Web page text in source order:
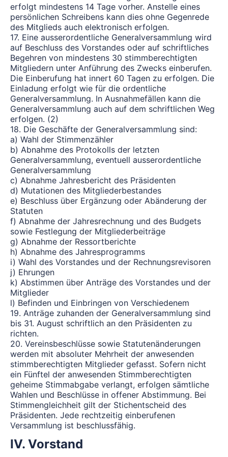
erfolgt mindestens 14 Tage vorher. Anstelle eines
persönlichen Schreibens kann dies ohne Gegenrede
des Mitglieds auch elektronisch erfolgen.
17. Eine ausserordentliche Generalversammlung wird
auf Beschluss des Vorstandes oder auf schriftliches
Begehren von mindestens 30 stimmberechtigten
Mitgliedern unter Anführung des Zwecks einberufen.
Die Einberufung hat innert 60 Tagen zu erfolgen. Die
Einladung erfolgt wie für die ordentliche
Generalversammlung. In Ausnahmefällen kann die
Generalversammlung auch auf dem schriftlichen Weg
erfolgen. (2)
18. Die Geschäfte der Generalversammlung sind:
a) Wahl der Stimmenzähler
b) Abnahme des Protokolls der letzten
Generalversammlung, eventuell ausserordentliche
Generalversammlung
c) Abnahme Jahresbericht des Präsidenten
d) Mutationen des Mitgliederbestandes
e) Beschluss über Ergänzung oder Abänderung der
Statuten
f) Abnahme der Jahresrechnung und des Budgets
sowie Festlegung der Mitgliederbeiträge
g) Abnahme der Ressortberichte
h) Abnahme des Jahresprogramms
i) Wahl des Vorstandes und der Rechnungsrevisoren
j) Ehrungen
k) Abstimmen über Anträge des Vorstandes und der
Mitglieder
l) Befinden und Einbringen von Verschiedenem
19. Anträge zuhanden der Generalversammlung sind
bis 31. August schriftlich an den Präsidenten zu
richten.
20. Vereinsbeschlüsse sowie Statutenänderungen
werden mit absoluter Mehrheit der anwesenden
stimmberechtigten Mitglieder gefasst. Sofern nicht
ein Fünftel der anwesenden Stimmberechtigten
geheime Stimmabgabe verlangt, erfolgen sämtliche
Wahlen und Beschlüsse in offener Abstimmung. Bei
Stimmengleichheit gilt der Stichentscheid des
Präsidenten. Jede rechtzeitig einberufenen
Versammlung ist beschlussfähig.
IV. Vorstand